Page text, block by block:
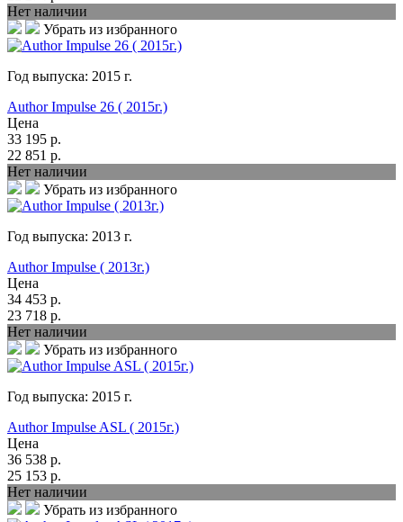
Нет наличии
Убрать из избранного
Год выпуска: 2015 г.
Author Impulse 26 ( 2015г.)
Цена
33 195 р.
22 851 р.
Нет наличии
Убрать из избранного
Год выпуска: 2013 г.
Author Impulse ( 2013г.)
Цена
34 453 р.
23 718 р.
Нет наличии
Убрать из избранного
Год выпуска: 2015 г.
Author Impulse ASL ( 2015г.)
Цена
36 538 р.
25 153 р.
Нет наличии
Убрать из избранного